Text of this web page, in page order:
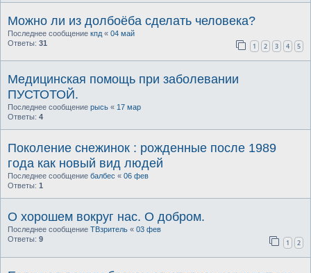
Можно ли из долбоёба сделать человека?
Последнее сообщение кпд « 04 май
Ответы: 31 1 2 3 4 5
Медицинская помощь при заболевании
ПУСТОТОЙ.
Последнее сообщение рысь « 17 мар
Ответы: 4
Поколение снежинок : рожденные после 1989
года как новый вид людей
Последнее сообщение балбес « 06 фев
Ответы: 1
О хорошем вокруг нас. О добром.
Последнее сообщение ТВзритель « 03 фев
Ответы: 9 1 2